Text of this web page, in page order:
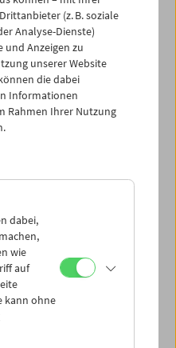
(z. B. soziale
Analyse-Dienste)
und Anzeigen zu
unserer Website
die dabei
Informationen
Rahmen Ihrer Nutzung
dabei,
wie
auf
kann ohne